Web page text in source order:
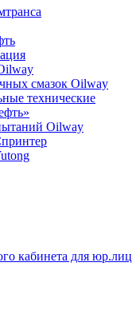
смазок Oilway
технические
Oilway
кабинета для юр.лиц